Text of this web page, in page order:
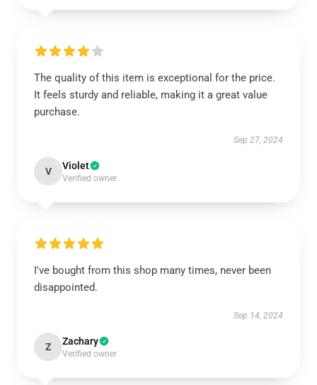
The quality of this item is exceptional for the price.
It feels sturdy and reliable, making it a great value
purchase.
Sep 27, 2024
V Violet
Verified owner
I've bought from this shop many times, never been
disappointed.
Sep 14, 2024
Z Zachary
Verified owner